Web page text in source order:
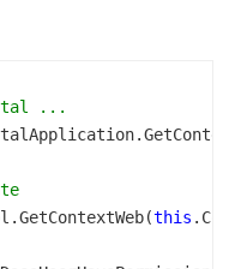
...
this